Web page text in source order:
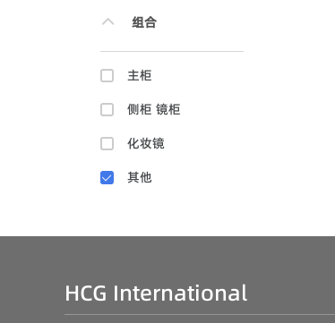
组合
主柜
侧柜 镜柜
化妆镜
其他
HCG International